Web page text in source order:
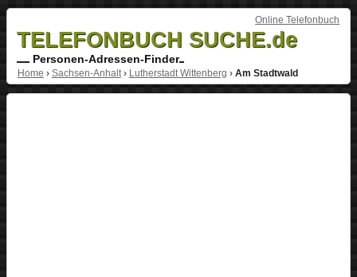
Online Telefonbuch
TELEFONBUCH SUCHE.de
Personen-Adressen-Finder
Home › Sachsen-Anhalt› Lutherstadt Wittenberg › Am Stadtwald